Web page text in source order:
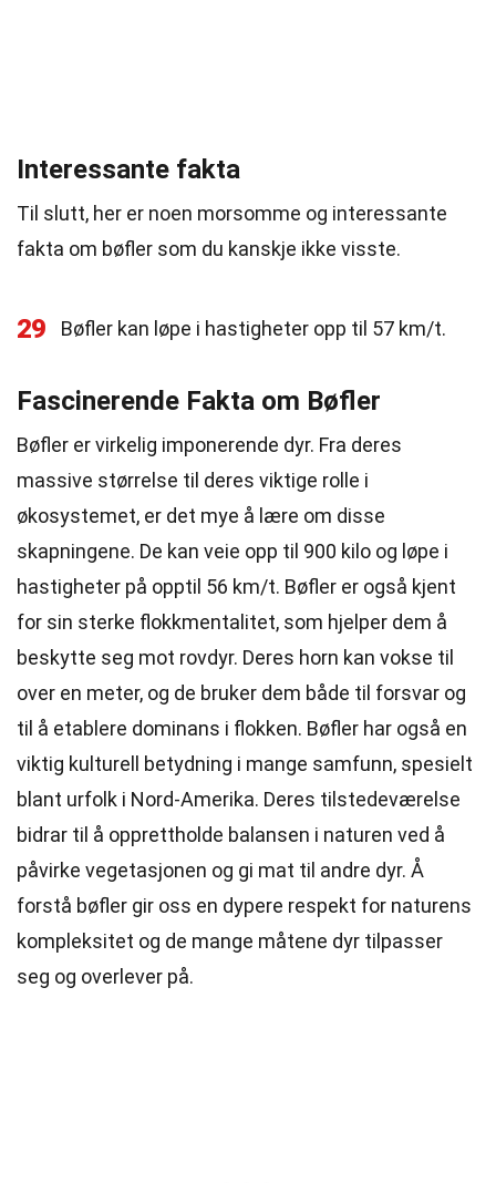
Interessante fakta
Til slutt, her er noen morsomme og interessante
fakta om bøfler som du kanskje ikke visste.
29 Bøfler kan løpe i hastigheter opp til 57 km/t.
Fascinerende Fakta om Bøfler
Bøfler er virkelig imponerende dyr. Fra deres
massive størrelse til deres viktige rolle i
økosystemet, er det mye å lære om disse
skapningene. De kan veie opp til 900 kilo og løpe i
hastigheter på opptil 56 km/t. Bøfler er også kjent
for sin sterke flokkmentalitet, som hjelper dem å
beskytte seg mot rovdyr. Deres horn kan vokse til
over en meter, og de bruker dem både til forsvar og
til å etablere dominans i flokken. Bøfler har også en
viktig kulturell betydning i mange samfunn, spesielt
blant urfolk i Nord-Amerika. Deres tilstedeværelse
bidrar til å opprettholde balansen i naturen ved å
påvirke vegetasjonen og gi mat til andre dyr. Å
forstå bøfler gir oss en dypere respekt for naturens
kompleksitet og de mange måtene dyr tilpasser
seg og overlever på.